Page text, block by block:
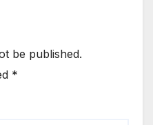
be published.
*